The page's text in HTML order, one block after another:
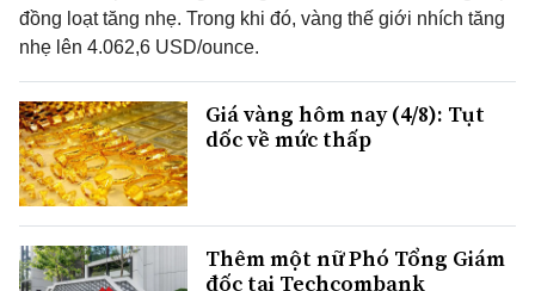
đồng loạt tăng nhẹ. Trong khi đó, vàng thế giới nhích tăng
nhẹ lên 4.062,6 USD/ounce.
Giá vàng hôm nay (4/8): Tụt
dốc về mức thấp
Thêm một nữ Phó Tổng Giám
đốc tại Techcombank